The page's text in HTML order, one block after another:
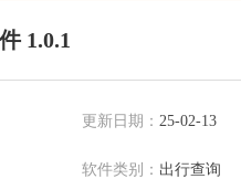
1.0.1
更新日期： 25-02-13
软件类别： 出行查询